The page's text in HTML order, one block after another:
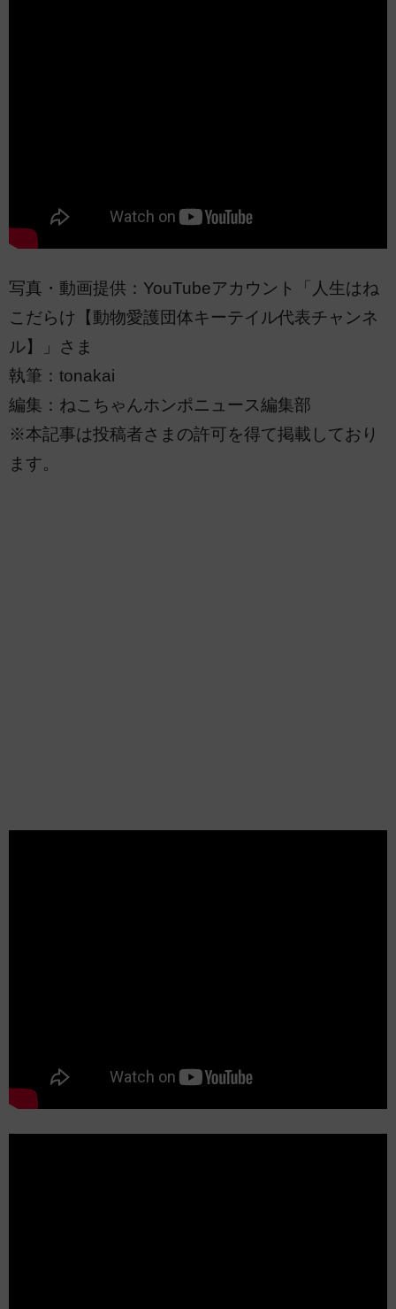
写真・動画提供：YouTubeアカウント「人生はね
こだらけ【動物愛護団体キーテイル代表チャンネ
ル】」さま
執筆：tonakai
編集：ねこちゃんホンポニュース編集部
※本記事は投稿者さまの許可を得て掲載しており
ます。